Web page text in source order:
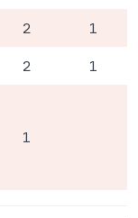
2 1
2 1
1